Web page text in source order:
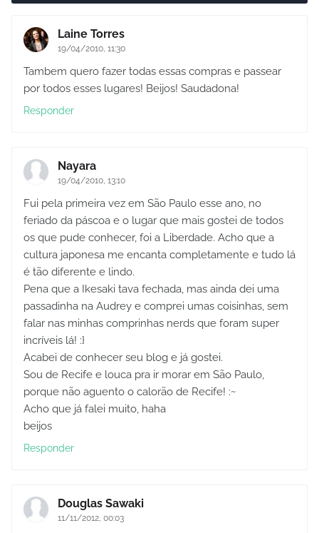
Laine Torres
19/04/2010, 11:30
Tambem quero fazer todas essas compras e passear
por todos esses lugares! Beijos! Saudadona!
Responder
Nayara
19/04/2010, 13:10
Fui pela primeira vez em São Paulo esse ano, no
feriado da páscoa e o lugar que mais gostei de todos
os que pude conhecer, foi a Liberdade. Acho que a
cultura japonesa me encanta completamente e tudo lá
é tão diferente e lindo.
Pena que a Ikesaki tava fechada, mas ainda dei uma
passadinha na Audrey e comprei umas coisinhas, sem
falar nas minhas comprinhas nerds que foram super
incríveis lá! :}
Acabei de conhecer seu blog e já gostei.
Sou de Recife e louca pra ir morar em São Paulo,
porque não aguento o calorão de Recife! :~
Acho que já falei muito, haha
beijos
Responder
Douglas Sawaki
11/11/2012, 00:03